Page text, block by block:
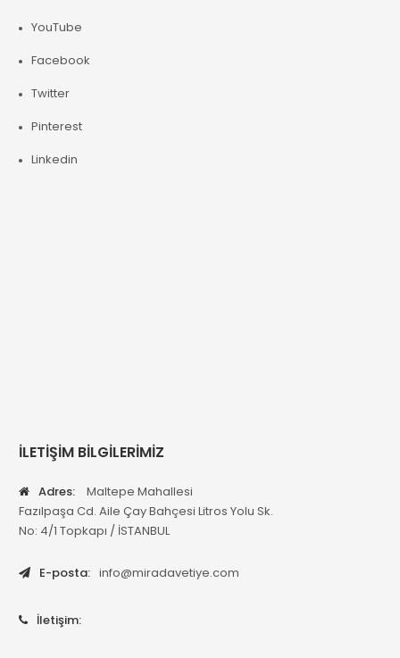
YouTube
Facebook
Twitter
Pinterest
Linkedin
İLETİŞİM BİLGİLERİMİZ
Adres:
Maltepe Mahallesi
Fazılpaşa Cd. Aile Çay Bahçesi Litros Yolu Sk.
No: 4/1 Topkapı / İSTANBUL
E-posta: info@miradavetiye.com
İletişim: